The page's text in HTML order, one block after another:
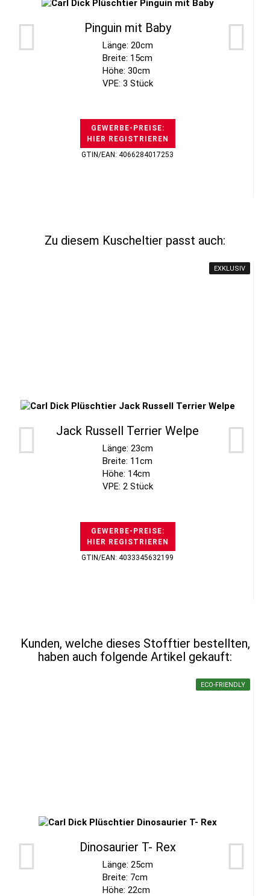
Pinguin mit Baby
Länge: 20cm
Breite: 15cm
Höhe: 30cm
VPE: 3 Stück
GEWERBE-PREISE:
HIER REGISTRIEREN
GTIN/EAN: 4066284017253
Zu diesem Kuscheltier passt auch:
EXKLUSIV
Jack Russell Terrier Welpe
Länge: 23cm
Breite: 11cm
Höhe: 14cm
VPE: 2 Stück
GEWERBE-PREISE:
HIER REGISTRIEREN
GTIN/EAN: 4033345632199
Kunden, welche dieses Stofftier bestellten,
haben auch folgende Artikel gekauft:
ECO-FRIENDLY
Dinosaurier T- Rex
Länge: 25cm
Breite: 7cm
Höhe: 22cm